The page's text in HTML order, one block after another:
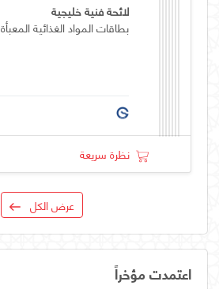
لائحة فنية خليجية
بطاقات المواد الغذائية المعبأة
نظرة سريعة
عرض الكل
اعتمدت مؤخراً